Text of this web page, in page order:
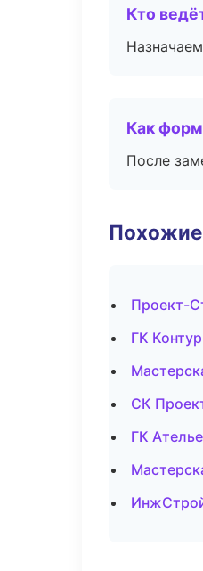
Кто
Как
После
Похожие
Проект-
ГК
СК
ГК